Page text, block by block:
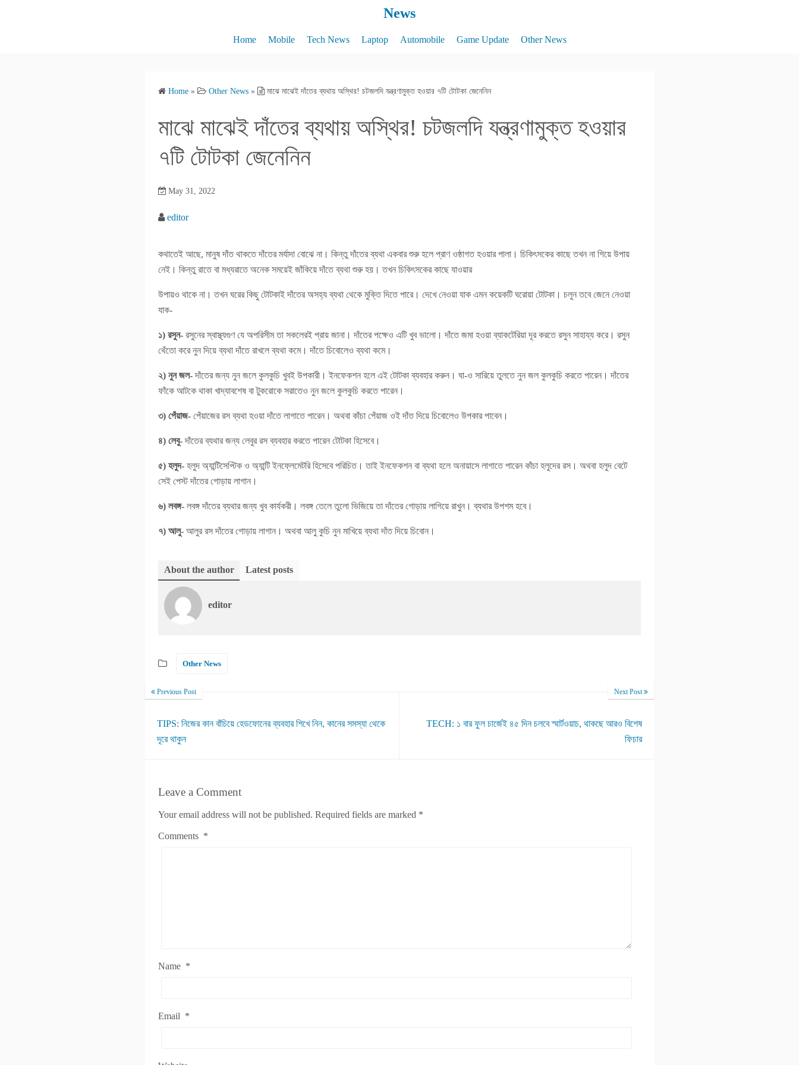
News
Home Mobile Tech News Laptop Automobile Game Update Other News
Home » Other News » মাঝে মাঝেই দাঁতের ব্যথায় অস্থির! চটজলদি যন্ত্রণামুক্ত হওয়ার ৭‌টি টোটকা জেনেনিন
মাঝে মাঝেই দাঁতের ব্যথায় অস্থির! চটজলদি যন্ত্রণামুক্ত হওয়ার
৭‌টি টোটকা জেনেনিন
May 31, 2022
editor
কথাতেই আছে, মানুষ দাঁত থাকতে দাঁতের মর্যাদা বোঝে না। কিন্তু দাঁতের ব্যথা একবার শুরু হলে প্রাণ ওষ্ঠাগত হওয়ার পালা। চিকিৎসকের কাছে তখন না গিয়ে উপায়
নেই। কিন্তু রাতে বা মধ্যরাতে অনেক সময়েই জাঁকিয়ে দাঁতে ব্যথা শুরু হয়। তখন চিকিৎসকের কাছে যাওয়ার
উপায়ও থাকে না। তখন ঘরের কিছু টোটকাই দাঁতের অসহ্য ব্যথা থেকে মুক্তি দিতে পারে। দেখে নেওয়া যাক এমন কয়েকটি ঘরোয়া টোটকা। চলুন তবে জেনে নেওয়া
যাক-
১) রসুন- রসুনের স্বাস্থ্যগুণ যে অপরিসীম তা সকলেরই প্রায় জানা। দাঁতের পক্ষেও এটি খুব ভালো। দাঁতে জমা হওয়া ব্যাকটেরিয়া দূর করতে রসুন সাহায্য করে। রসুন
থেঁতো করে নুন দিয়ে ব্যথা দাঁতে রাখলে ব্যথা কমে। দাঁতে চিবোলেও ব্যথা কমে।
২) নুন জল-দাঁতের জন্য নুন জলে কুলকুচি খুবই উপকারী। ইনফেকশন হলে এই টোটকা ব্যবহার করুন। ঘা-ও সারিয়ে তুলতে নুন জল কুলকুচি করতে পারেন। দাঁতের
ফাঁকে আটকে থাকা খাদ্যাবশেষ বা টুকরোকে সরাতেও নুন জলে কুলকুচি করতে পারেন।
৩) পেঁয়াজ- পেঁয়াজের রস ব্যথা হওয়া দাঁতে লাগাতে পারেন। অথবা কাঁচা পেঁয়াজ ওই দাঁত দিয়ে চিবোলেও উপকার পাবেন।
৪) লেবু-দাঁতের ব্যথার জন্য লেবুর রস ব্যবহার করতে পারেন টোটকা হিসেবে।
৫) হলুদ- হলুদ অ্যান্টিসেপ্টিক ও অ্যান্টি ইনফ্লেমেটরি হিসেবে পরিচিত। তাই ইনফেকশন বা ব্যথা হলে অনায়াসে লাগাতে পারেন কাঁচা হলুদের রস। অথবা হলুদ বেটে
সেই পেস্ট দাঁতের গোড়ায় লাগান।
৬) লবঙ্গ- লবঙ্গ দাঁতের ব্যথার জন্য খুব কার্যকরী। লবঙ্গ তেলে তুলো ভিজিয়ে তা দাঁতের গোড়ায় লাগিয়ে রাখুন। ব্যথার উপশম হবে।
৭) আলু- আলুর রস দাঁতের গোড়ায় লাগান। অথবা আলু কুচি নুন মাখিয়ে ব্যথা দাঁত দিয়ে চিবোন।
About the author Latest posts
editor
Other News
Previous Post
TIPS: নিজের কান বাঁচিয়ে হেডফোনের ব্যবহার শিখে নিন, কানের সমস্যা থেকে
দূরে থাকুন
Next Post
TECH: ১ বার ফুল চার্জেই ৪৫ দিন চলবে স্মার্টওয়াচ, থাকছে আরও বিশেষ
ফিচার
Leave a Comment
Your email address will not be published. Required fields are marked *
Comments *
Name *
Email *